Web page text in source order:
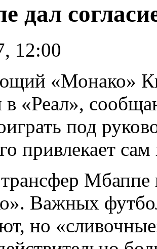
дал
12:00
«Монако»
в «Реал»,
под
привлекает
Мбаппе
Важных
но